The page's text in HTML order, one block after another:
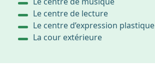
Le centre de lecture
Le centre d’expression plastique
La cour extérieure